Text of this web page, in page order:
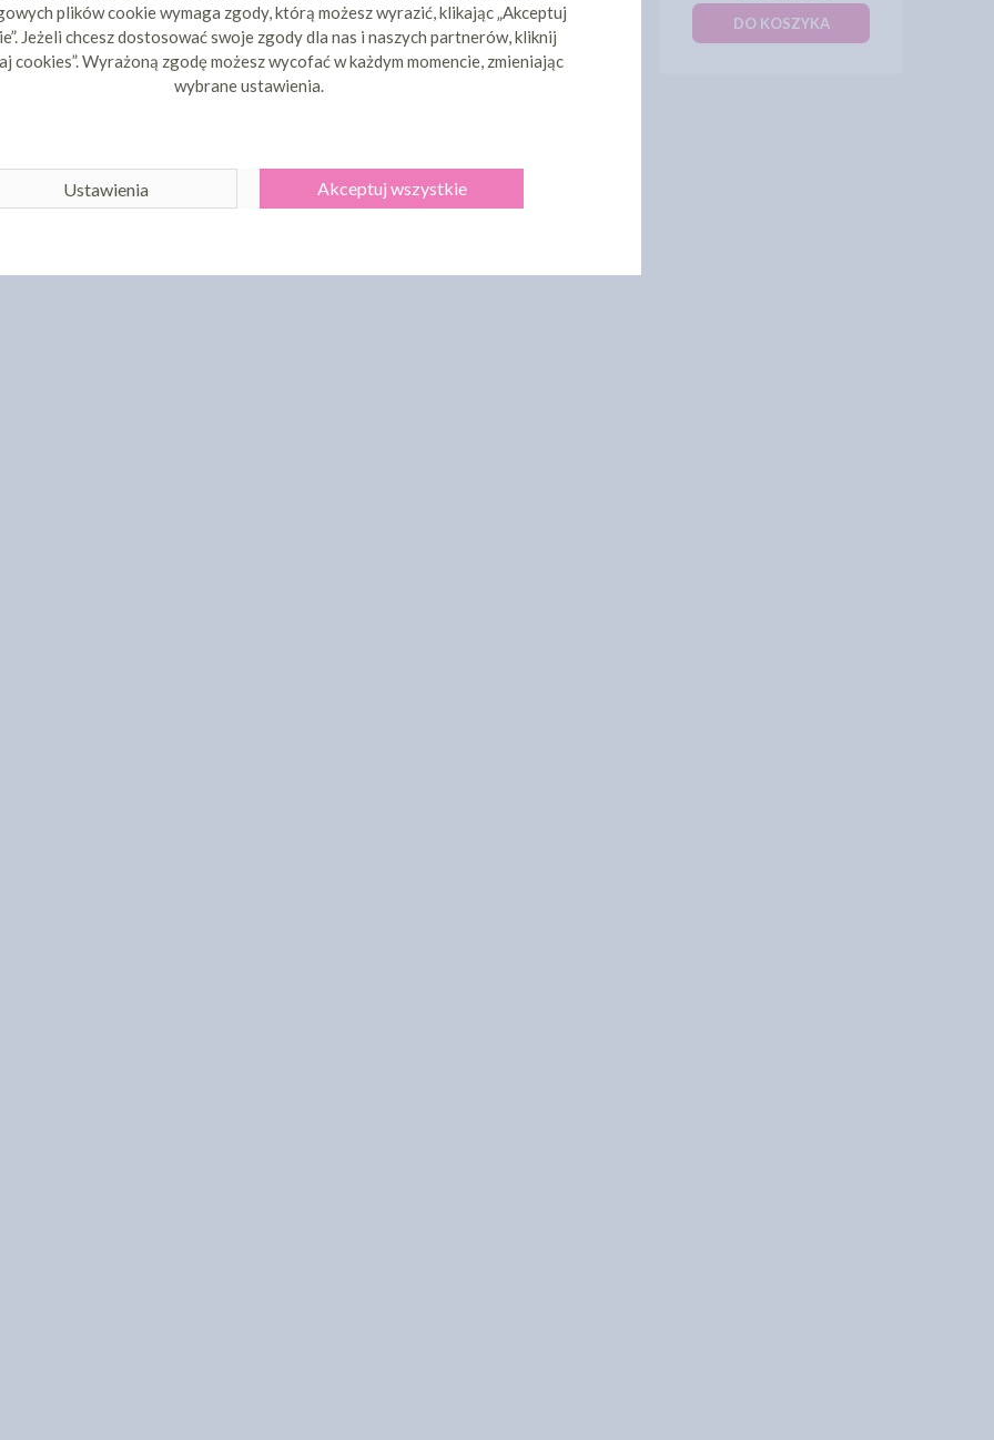
DO KOSZYKA DO KOSZYKA DO KOSZYKA
plików cookie wymaga zgody, którą możesz wyrazić, klikając „Akceptuj
Jeżeli chcesz dostosować swoje zgody dla nas i naszych partnerów, kliknij
cookies”. Wyrażoną zgodę możesz wycofać w każdym momencie, zmieniając
wybrane ustawienia.
Ustawienia Akceptuj wszystkie